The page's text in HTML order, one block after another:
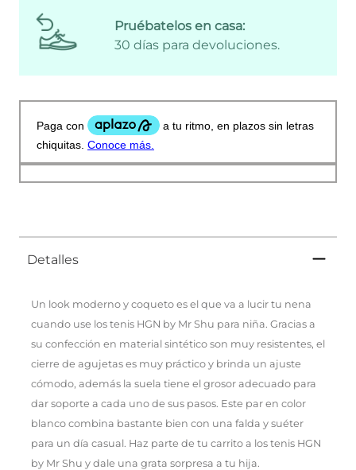
Pruébatelos en casa:
30 días para devoluciones.
Detalles
Un look moderno y coqueto es el que va a lucir tu nena
cuando use los tenis HGN by Mr Shu para niña. Gracias a
su confección en material sintético son muy resistentes, el
cierre de agujetas es muy práctico y brinda un ajuste
cómodo, además la suela tiene el grosor adecuado para
dar soporte a cada uno de sus pasos. Este par en color
blanco combina bastante bien con una falda y suéter
para un día casual. Haz parte de tu carrito a los tenis HGN
by Mr Shu y dale una grata sorpresa a tu hija.